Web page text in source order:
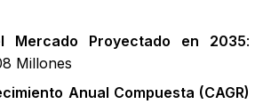
Mercado Proyectado en 2035:
Millones
Anual Compuesta (CAGR)